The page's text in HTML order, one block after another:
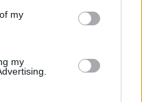
my
my
értékbecslés. Árveréseinkre